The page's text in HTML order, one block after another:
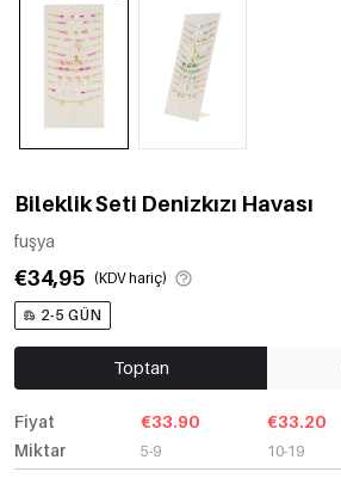
Bileklik Seti Denizkızı Havası
fuşya
€34,95 (KDV hariç)
2-5 GÜN
Toptan
Fiyat
Miktar
€33.90
5-9
€33.20
10-19